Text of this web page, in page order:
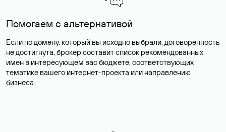
Помогаем с альтернативой
Если по домену, который вы исходно выбрали, договоренность
не достигнута, брокер составит список рекомендованных
имен в интересующем вас бюджете, соответствующих
тематике вашего интернет-проекта или направлению
бизнеса.